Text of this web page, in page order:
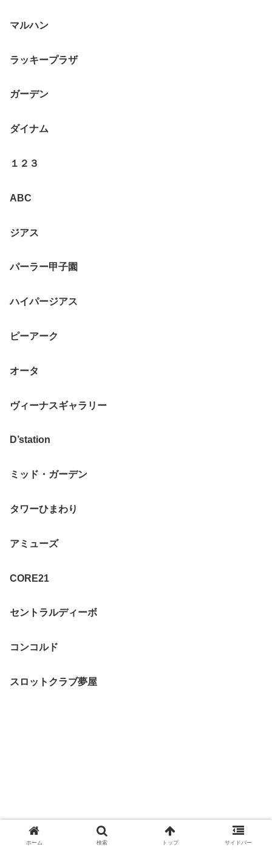
マルハン
ラッキープラザ
ガーデン
ダイナム
１２３
ABC
ジアス
パーラー甲子園
ハイパージアス
ピーアーク
オータ
ヴィーナスギャラリー
D’station
ミッド・ガーデン
タワーひまわり
アミューズ
CORE21
セントラルディーボ
コンコルド
スロットクラブ夢屋
ホーム 検索 トップ サイドバー